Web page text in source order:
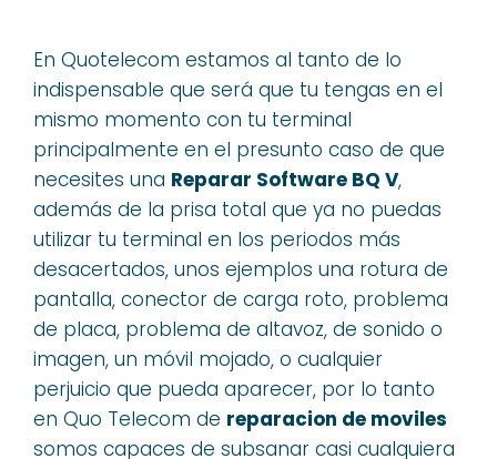
En Quotelecom estamos al tanto de lo
indispensable que será que tu tengas en el
mismo momento con tu terminal
principalmente en el presunto caso de que
necesites una Reparar Software BQ V,
además de la prisa total que ya no puedas
utilizar tu terminal en los periodos más
desacertados, unos ejemplos una rotura de
pantalla, conector de carga roto, problema
de placa, problema de altavoz, de sonido o
imagen, un móvil mojado, o cualquier
perjuicio que pueda aparecer, por lo tanto
en Quo Telecom de reparacion de moviles
somos capaces de subsanar casi cualquiera